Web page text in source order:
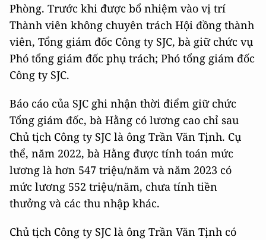
Phòng. Trước khi được bổ nhiệm vào vị trí
Thành viên không chuyên trách Hội đồng thành
viên, Tổng giám đốc Công ty SJC, bà giữ chức vụ
Phó tổng giám đốc phụ trách; Phó tổng giám đốc
Công ty SJC.
Báo cáo của SJC ghi nhận thời điểm giữ chức
Tổng giám đốc, bà Hằng có lương cao chỉ sau
Chủ tịch Công ty SJC là ông Trần Văn Tịnh. Cụ
thể, năm 2022, bà Hằng được tính toán mức
lương là hơn 547 triệu/năm và năm 2023 có
mức lương 552 triệu/năm, chưa tính tiền
thưởng và các thu nhập khác.
Chủ tịch Công ty SJC là ông Trần Văn Tịnh có